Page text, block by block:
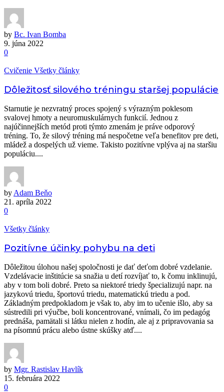
by Bc. Ivan Bomba
9. júna 2022
0
Cvičenie Všetky články
Dôležitosť silového tréningu staršej populácie
Starnutie je nezvratný proces spojený s výrazným poklesom
svalovej hmoty a neuromuskulárnych funkcií. Jednou z
najúčinnejších metód proti týmto zmenám je práve odporový
tréning. To, že silový tréning má nespočetne veľa benefitov pre deti,
mládež a dospelých už vieme. Takisto pozitívne vplýva aj na staršiu
populáciu....
by Adam Beňo
21. apríla 2022
0
Všetky články
Pozitívne účinky pohybu na deti
Dôležitou úlohou našej spoločnosti je dať deťom dobré vzdelanie.
Vzdelávacie inštitúcie sa snažia u detí rozvíjať to, k čomu inklinujú,
aby v tom boli dobré. Preto sa niektoré triedy špecializujú napr. na
jazykovú triedu, športovú triedu, matematickú triedu a pod.
Základným predpokladom je však to, aby im to učenie išlo, aby sa
sústredili pri výučbe, boli koncentrované, vnímali, čo im pedagóg
prednáša, pamätali si látku nielen z hodín, ale aj z pripravovania sa
na písomnú prácu alebo ústne skúšky atď....
by Mgr. Rastislav Havlík
15. februára 2022
0